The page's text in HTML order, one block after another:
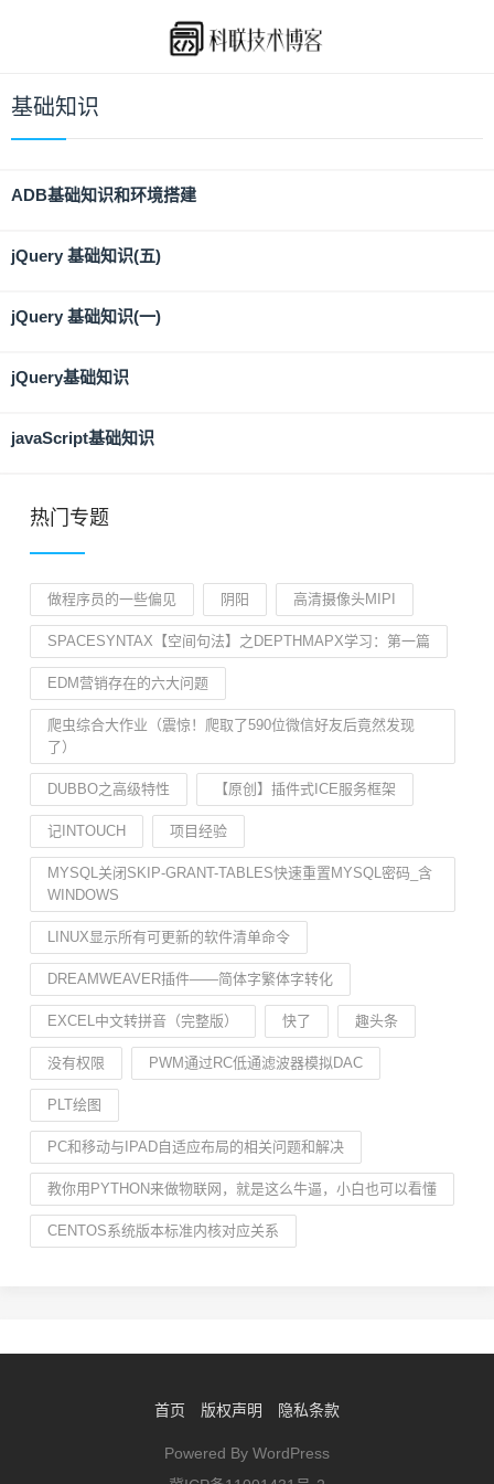
基础知识
ADB基础知识和环境搭建
jQuery 基础知识(五)
jQuery 基础知识(一)
jQuery基础知识
javaScript基础知识
热门专题
做程序员的一些偏见 阴阳 高清摄像头MIPI
SPACESYNTAX【空间句法】之DEPTHMAPX学习：第一篇
EDM营销存在的六大问题
爬虫综合大作业（震惊！爬取了590位微信好友后竟然发现
了）
DUBBO之高级特性 【原创】插件式ICE服务框架
记INTOUCH 项目经验
MYSQL关闭SKIP-GRANT-TABLES快速重置MYSQL密码_含
WINDOWS
LINUX显示所有可更新的软件清单命令
DREAMWEAVER插件——简体字繁体字转化
EXCEL中文转拼音（完整版） 快了 趣头条
没有权限 PWM通过RC低通滤波器模拟DAC
PLT绘图
PC和移动与IPAD自适应布局的相关问题和解决
教你用PYTHON来做物联网，就是这么牛逼，小白也可以看懂
CENTOS系统版本标准内核对应关系
首页 版权声明 隐私条款
Powered By WordPress